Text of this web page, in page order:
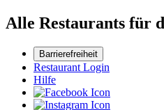
Alle Restaurants für
Barrierefreiheit
Restaurant Login
Hilfe